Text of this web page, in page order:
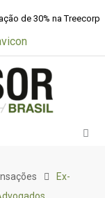
de 30% na Treecorp
Ex-